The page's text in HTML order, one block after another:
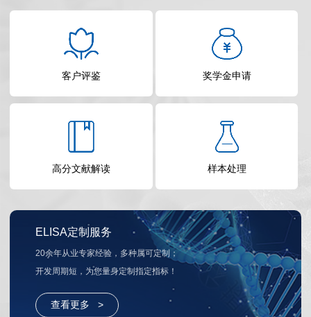
客户评鉴 奖学金申请
高分文献解读 样本处理
ELISA定制服务
20余年从业专家经验，多种属可定制；
开发周期短，为您量身定制指定指标！
查看更多 >